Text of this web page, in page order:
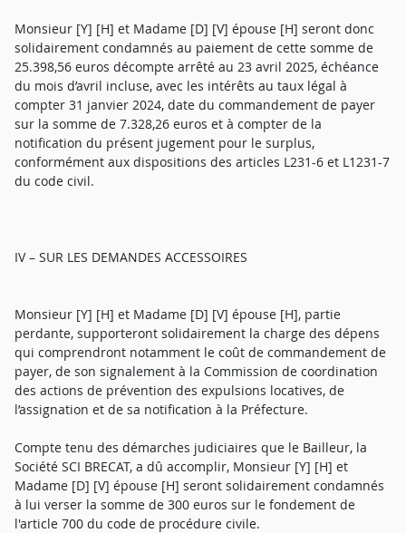
Monsieur [Y] [H] et Madame [D] [V] épouse [H] seront donc
solidairement condamnés au paiement de cette somme de
25.398,56 euros décompte arrêté au 23 avril 2025, échéance
du mois d’avril incluse, avec les intérêts au taux légal à
compter 31 janvier 2024, date du commandement de payer
sur la somme de 7.328,26 euros et à compter de la
notification du présent jugement pour le surplus,
conformément aux dispositions des articles L231-6 et L1231-7
du code civil.
IV – SUR LES DEMANDES ACCESSOIRES
Monsieur [Y] [H] et Madame [D] [V] épouse [H], partie
perdante, supporteront solidairement la charge des dépens
qui comprendront notamment le coût de commandement de
payer, de son signalement à la Commission de coordination
des actions de prévention des expulsions locatives, de
l’assignation et de sa notification à la Préfecture.
Compte tenu des démarches judiciaires que le Bailleur, la
Société SCI BRECAT, a dû accomplir, Monsieur [Y] [H] et
Madame [D] [V] épouse [H] seront solidairement condamnés
à lui verser la somme de 300 euros sur le fondement de
l'article 700 du code de procédure civile.